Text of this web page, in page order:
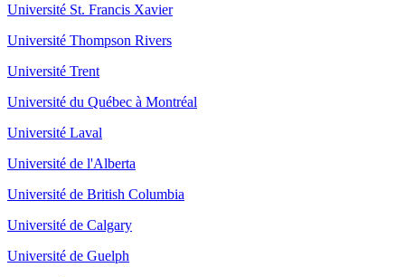
Université St. Francis Xavier
Université Thompson Rivers
Université Trent
Université du Québec à Montréal
Université Laval
Université de l'Alberta
Université de British Columbia
Université de Calgary
Université de Guelph